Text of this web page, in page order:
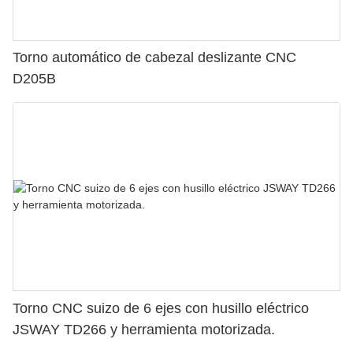
Torno automático de cabezal deslizante CNC
D205B
Torno CNC suizo de 6 ejes con husillo eléctrico
JSWAY TD266 y herramienta motorizada.